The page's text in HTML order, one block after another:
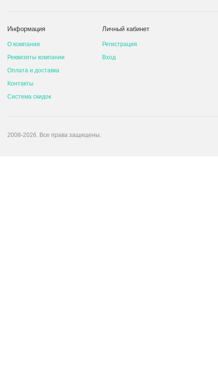
Информация
О компании
Реквизиты компании
Оплата и доставка
Контакты
Система скидок
Личный кабинет
Регистрация
Вход
2008-2026. Все права защищены.